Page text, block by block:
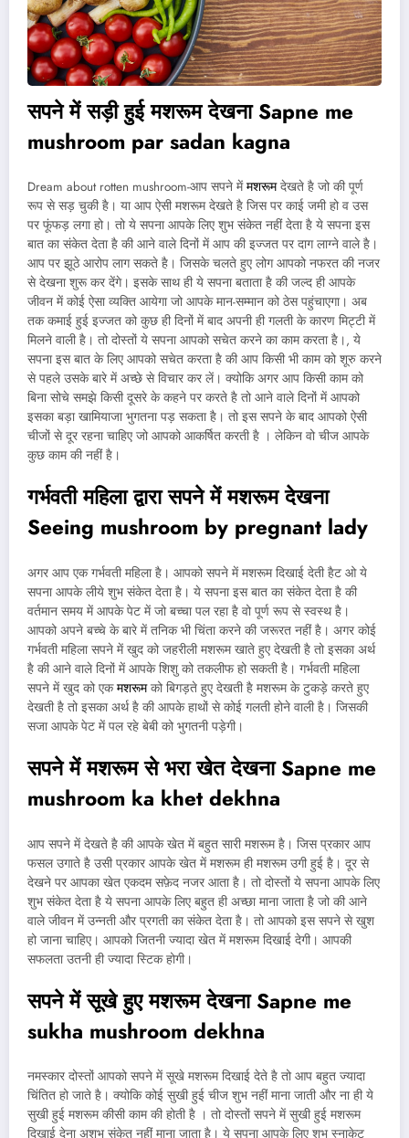
सपने में सड़ी हुई मशरूम देखनाSapne me
mushroom par sadan kagna
Dream about rotten mushroom-आप सपने मेंमशरूमदेखते है जो की पूर्ण
रूप से सड़ चुकी है। या आप ऐसी मशरूम देखते है जिस पर काई जमी हो व उस
पर फूंफड़ लगा हो। तो ये सपना आपके लिए शुभ संकेत नहीं देता है ये सपना इस
बात का संकेत देता है की आने वाले दिनों में आप की इज्जत पर दाग लाग्ने वाले है।
आप पर झूठे आरोप लाग सकते है। जिसके चलते हुए लोग आपको नफरत की नजर
से देखना शुरू कर देंगे। इसके साथ ही ये सपना बताता है की जल्द ही आपके
जीवन में कोई ऐसा व्यक्ति आयेगा जो आपके मान-सम्मान को ठेस पहुंचाएगा। अब
तक कमाई हुई इज्जत को कुछ ही दिनों में बाद अपनी ही गलती के कारण मिट्टी में
मिलने वाली है। तो दोस्तों ये सपना आपको सचेत करने का काम करता है।, ये
सपना इस बात के लिए आपको सचेत करता है की आप किसी भी काम को शूरु करने
से पहले उसके बारे में अच्छे से विचार कर लें। क्योकि अगर आप किसी काम को
बिना सोचे समझे किसी दूसरे के कहने पर करते है तो आने वाले दिनों में आपको
इसका बड़ा खामियाजा भुगतना पड़ सकता है। तो इस सपने के बाद आपको ऐसी
चीजों से दूर रहना चाहिए जो आपको आकर्षित करती है । लेकिन वो चीज आपके
कुछ काम की नहीं है।
गर्भवती महिला द्वारा सपने में मशरूम देखना
Seeing mushroom by pregnant lady
अगर आप एक गर्भवती महिला है। आपको सपने में मशरूम दिखाई देती हैट ओ ये
सपना आपके लीये शुभ संकेत देता है। ये सपना इस बात का संकेत देता है की
वर्तमान समय में आपके पेट में जो बच्चा पल रहा है वो पूर्ण रूप से स्वस्थ है।
आपको अपने बच्चे के बारे में तनिक भी चिंता करने की जरूरत नहीं है। अगर कोई
गर्भवती महिला सपने में खुद को जहरीली मशरूम खाते हुए देखती है तो इसका अर्थ
है की आने वाले दिनों में आपके शिशु को तकलीफ हो सकती है। गर्भवती महिला
सपने में खुद को एकमशरूमको बिगड़ते हुए देखती है मशरूम के टुकड़े करते हुए
देखती है तो इसका अर्थ है की आपके हाथों से कोई गलती होने वाली है। जिसकी
सजा आपके पेट में पल रहे बेबी को भुगतनी पड़ेगी।
सपने में मशरूम से भरा खेत देखनाSapne me
mushroom ka khet dekhna
आप सपने में देखते है की आपके खेत में बहुत सारी मशरूम है। जिस प्रकार आप
फसल उगाते है उसी प्रकार आपके खेत में मशरूम ही मशरूम उगी हुई है। दूर से
देखने पर आपका खेत एकदम सफ़ेद नजर आता है। तो दोस्तों ये सपना आपके लिए
शुभ संकेत देता है ये सपना आपके लिए बहुत ही अच्छा माना जाता है जो की आने
वाले जीवन में उन्नती और प्रगती का संकेत देता है। तो आपको इस सपने से खुश
हो जाना चाहिए। आपको जितनी ज्यादा खेत में मशरूम दिखाई देगी। आपकी
सफलता उतनी ही ज्यादा स्टिक होगी।
सपने में सूखे हुए मशरूम देखनाSapne me
sukha mushroom dekhna
नमस्कार दोस्तों आपको सपने में सूखे मशरूम दिखाई देते है तो आप बहुत ज्यादा
चिंतित हो जाते है। क्योकि कोई सुखी हुई चीज शुभ नहीं माना जाती और ना ही ये
सुखी हुई मशरूम कीसी काम की होती है । तो दोस्तों सपने में सुखी हुई मशरूम
दिखाई देना अशुभ संकेत नहीं माना जाता है। ये सपना आपके लिए शुभ स्नाकेट